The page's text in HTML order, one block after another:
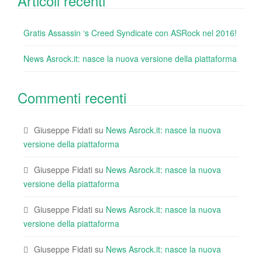
Gratis Assassin ‘s Creed Syndicate con ASRock nel 2016!
News Asrock.it: nasce la nuova versione della piattaforma
Commenti recenti
Giuseppe Fidati su News Asrock.it: nasce la nuova
versione della piattaforma
Giuseppe Fidati su News Asrock.it: nasce la nuova
versione della piattaforma
Giuseppe Fidati su News Asrock.it: nasce la nuova
versione della piattaforma
Giuseppe Fidati su News Asrock.it: nasce la nuova